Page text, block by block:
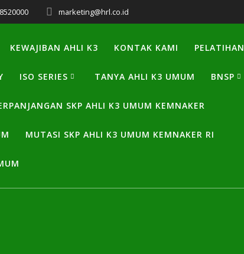
marketing@hrl.co.id
KEWAJIBAN AHLI K3 KONTAK KAMI PELATIHAN
ISO SERIES TANYA AHLI K3 UMUM BNSP
SKP AHLI K3 UMUM KEMNAKER
MUTASI SKP AHLI K3 UMUM KEMNAKER RI